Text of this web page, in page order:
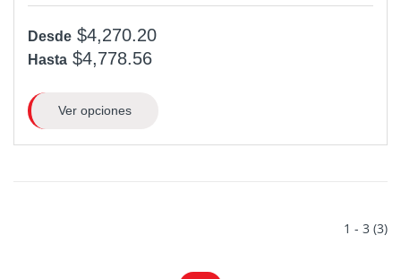
Desde $4,270.20
Hasta $4,778.56
Ver opciones
1 - 3 (3)